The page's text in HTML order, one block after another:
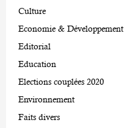
Culture
Economie & Développement
Editorial
Education
Elections couplées 2020
Environnement
Faits divers